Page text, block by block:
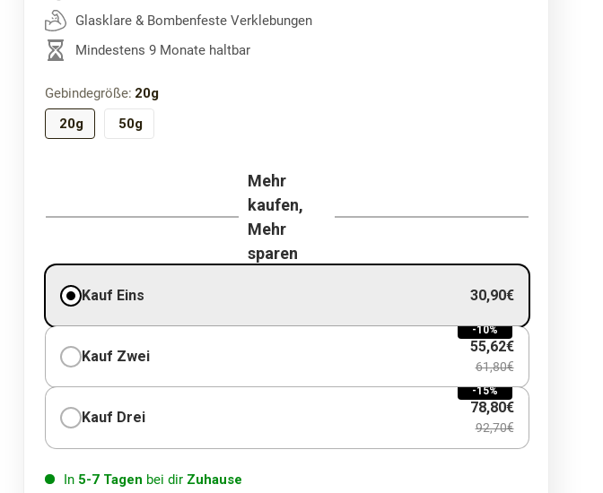
Glasklare & Bombenfeste Verklebungen
Mindestens 9 Monate haltbar
Gebindegröße: 20g
20g
50g
Mehr
kaufen,
Mehr
sparen
Kauf Eins 30,90€
-10%
Kauf Zwei
55,62€
61,80€
-15%
Kauf Drei
78,80€
92,70€
In 5-7 Tagen bei dir Zuhause